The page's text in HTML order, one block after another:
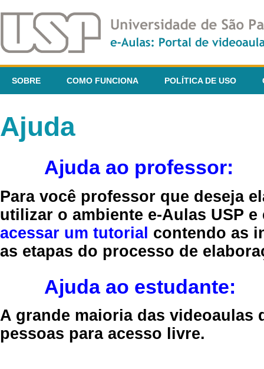
SOBRE COMO FUNCIONA POLÍTICA DE USO
Ajuda
Ajuda ao professor:
Para você professor que deseja
utilizar o ambiente e-Aulas USP
acessar um tutorial contendo as
as etapas do processo de
Ajuda ao estudante:
A grande maioria das videoaulas
pessoas para acesso livre.